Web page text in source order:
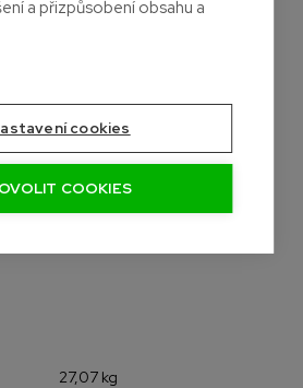
27,07 kg
a přizpůsobení obsahu a
cookies
COOKIES